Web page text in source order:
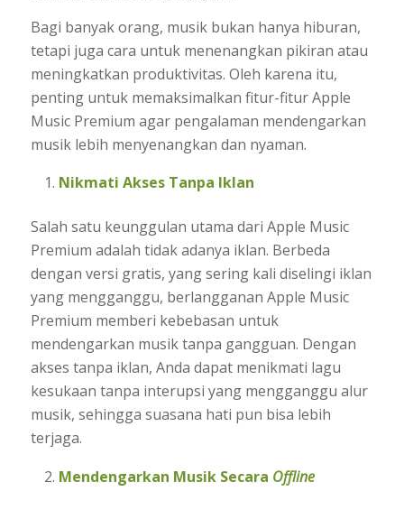
Bagi banyak orang, musik bukan hanya hiburan,
tetapi juga cara untuk menenangkan pikiran atau
meningkatkan produktivitas. Oleh karena itu,
penting untuk memaksimalkan fitur-fitur Apple
Music Premium agar pengalaman mendengarkan
musik lebih menyenangkan dan nyaman.
Nikmati Akses Tanpa Iklan
Salah satu keunggulan utama dari Apple Music
Premium adalah tidak adanya iklan. Berbeda
dengan versi gratis, yang sering kali diselingi iklan
yang mengganggu, berlangganan Apple Music
Premium memberi kebebasan untuk
mendengarkan musik tanpa gangguan. Dengan
akses tanpa iklan, Anda dapat menikmati lagu
kesukaan tanpa interupsi yang mengganggu alur
musik, sehingga suasana hati pun bisa lebih
terjaga.
Mendengarkan Musik Secara Offline